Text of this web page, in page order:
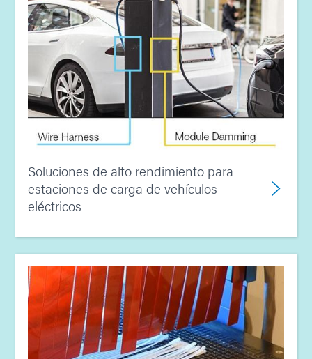
Soluciones de alto rendimiento para
estaciones de carga de vehículos
eléctricos